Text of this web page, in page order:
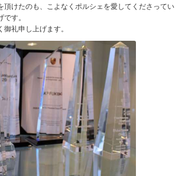
頂けたのも、こよなくポルシェを愛してくださってい
す。
礼申し上げます。